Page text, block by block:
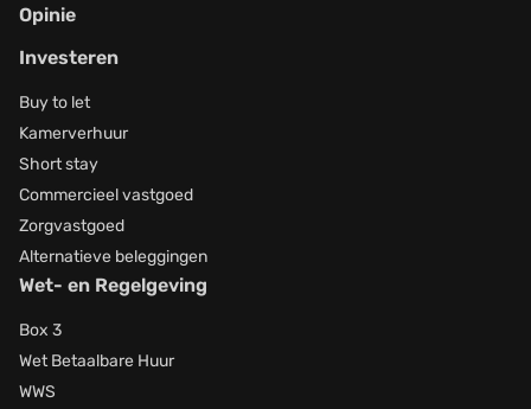
Opinie
Investeren
Buy to let
Kamerverhuur
Short stay
Commercieel vastgoed
Zorgvastgoed
Alternatieve beleggingen
Wet- en Regelgeving
Box 3
Wet Betaalbare Huur
WWS